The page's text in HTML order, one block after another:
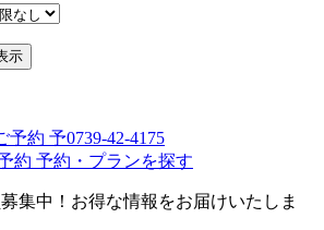
集中！ お得な情報をお届けいたしま